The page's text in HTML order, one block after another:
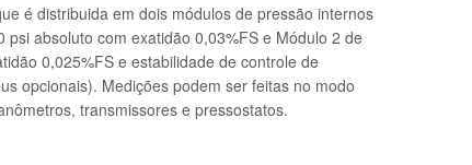
é distribuida em dois módulos de pressão internos
absoluto com exatidão 0,03%FS e Módulo 2 de
0,025%FS e estabilidade de controle de
opcionais). Medições podem ser feitas no modo
transmissores e pressostatos.